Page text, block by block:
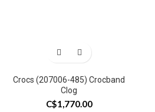
Crocs (207006-485) Crocband
Clog
C$1,770.00